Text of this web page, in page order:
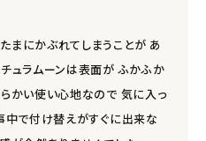
まにかぶれてしまうことが あ
チュラムーンは表面が ふかふか
らかい使い心地なので 気に入っ
中で付け替えがすぐに出来な